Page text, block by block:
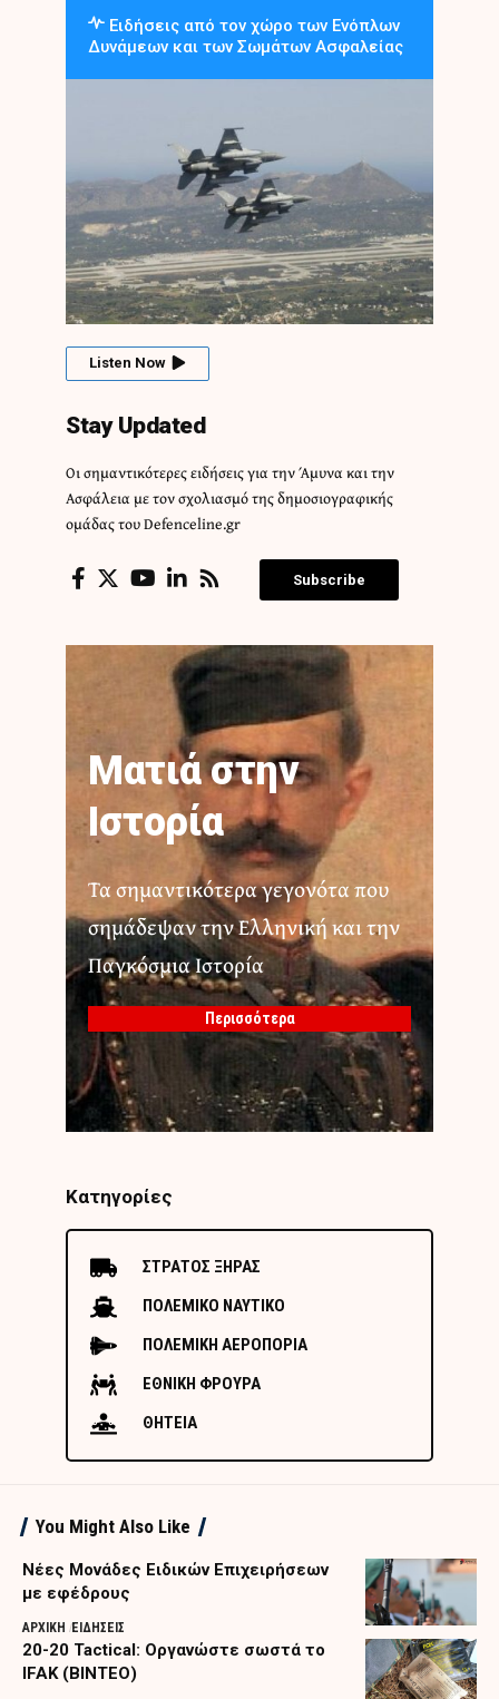
Ειδήσεις από τον χώρο των Ενόπλων
Δυνάμεων και των Σωμάτων Ασφαλείας
Listen Now
Stay Updated
Οι σημαντικότερες ειδήσεις για την Άμυνα και την
Ασφάλεια με τον σχολιασμό της δημοσιογραφικής
ομάδας του Defenceline.gr
Subscribe
Ματιά στην
Ιστορία
Τα σημαντικότερα γεγονότα που
σημάδεψαν την Ελληνική και την
Παγκόσμια Ιστορία
Περισσότερα
Κατηγορίες
ΣΤΡΑΤΟΣ ΞΗΡΑΣ
ΠΟΛΕΜΙΚΟ ΝΑΥΤΙΚΟ
ΠΟΛΕΜΙΚΗ ΑΕΡΟΠΟΡΙΑ
ΕΘΝΙΚΗ ΦΡΟΥΡΑ
ΘΗΤΕΙΑ
You Might Also Like
Nέες Μονάδες Ειδικών Επιχειρήσεων
με εφέδρους
ΑΡΧΙΚΗ ΕΙΔΗΣΕΙΣ
20-20 Tactical: Οργανώστε σωστά το
IFAK (ΒΙΝΤΕΟ)